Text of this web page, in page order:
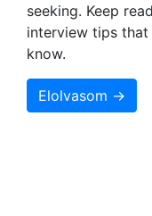
seeking. Keep
interview tips
know.
Elolvasom →